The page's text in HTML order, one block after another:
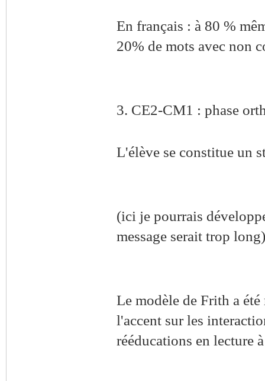
En français : à 80 %
20% de mots avec non
3. CE2-CM1 : phase
L'élève se constitue un
(ici je pourrais
message serait trop long)
Le modèle de Frith a
l'accent sur les
rééducations en lecture